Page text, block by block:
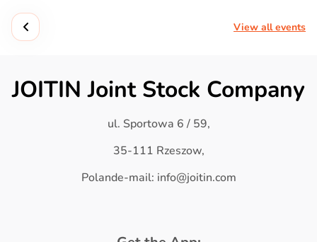
View all events
JOITIN Joint Stock Company
ul. Sportowa 6 / 59,
35-111 Rzeszow,
Polande-mail: info@joitin.com